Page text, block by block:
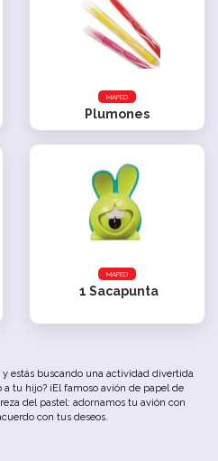
MAPED
Plumones
MAPED
1 Sacapunta
y estás buscando una actividad divertida
tu hijo? ¡El famoso avión de papel de
del pastel: adornamos tu avión con
con tus deseos.